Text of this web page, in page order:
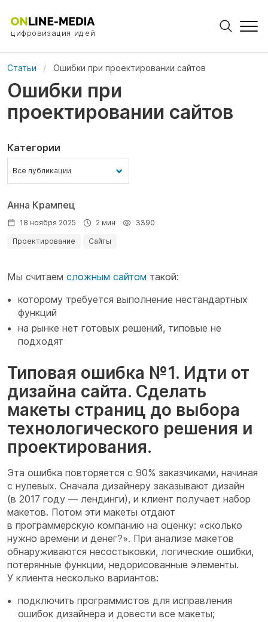
цифровизация идей
Статьи Ошибки при проектировании сайтов
Ошибки при
проектировании сайтов
Категории
Анна Крампец
18 ноября 2025 2 мин 3390
Проектирование Сайты
Мы считаем сложным сайтом такой:
которому требуется выполнение нестандартных
функций
на рынке нет готовых решений, типовые не
подходят
Типовая ошибка №1. Идти от
дизайна сайта. Сделать
макеты страниц до выбора
технологического решения и
проектирования.
Эта ошибка повторяется с 90% заказчиками, начиная
с нулевых. Сначала дизайнеру заказывают дизайн
(в 2017 году — лендинги), и клиент получает набор
макетов. Потом эти макеты отдают
в программерскую компанию на оценку: «сколько
нужно времени и денег?». При анализе макетов
обнаруживаются несостыковки, логические ошибки,
потерянные функции, недорисованные элементы.
У клиента несколько вариантов:
подключить программистов для исправления
ошибок дизайнера и довести все макеты;